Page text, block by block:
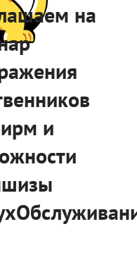
на
и